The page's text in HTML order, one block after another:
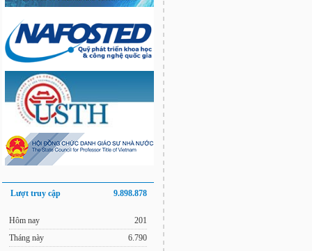
Lượt truy cập 9.898.878
Hôm nay
Tháng này
201
6.790